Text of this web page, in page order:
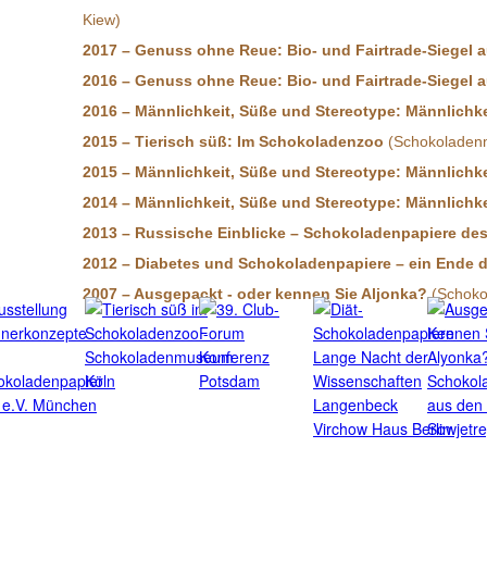
Kiew)
2017 – Genuss ohne Reue: Bio- und Fairtrade-
2016 – Genuss ohne Reue: Bio- und Fairtrade-
2016 – Männlichkeit, Süße und Stereotype:
2015 – Tierisch süß: Im Schokoladenzoo
2015 – Männlichkeit, Süße und Stereotype:
2014 – Männlichkeit, Süße und Stereotype:
2013 – Russische Einblicke – Schokoladenpapiere
2012 – Diabetes und Schokoladenpapiere – ein
2007 – Ausgepackt - oder kennen Sie Aljonka?